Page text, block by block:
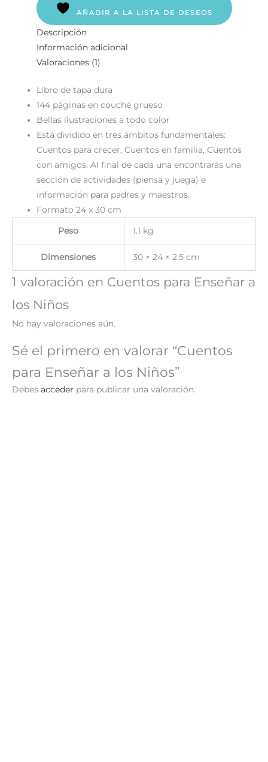
AÑADIR A LA LISTA DE DESEOS
Descripción
Información adicional
Valoraciones (1)
Libro de tapa dura
144 páginas en couché grueso
Bellas ilustraciones a todo color
Está dividido en tres ámbitos fundamentales:
Cuentos para crecer, Cuentos en familia, Cuentos
con amigos. Al final de cada una encontrarás una
sección de actividades (piensa y juega) e
información para padres y maestros.
Formato 24 x 30 cm
Peso 1.1 kg
Dimensiones 30 × 24 × 2.5 cm
1 valoración en Cuentos para Enseñar a
los Niños
No hay valoraciones aún.
Sé el primero en valorar “Cuentos
para Enseñar a los Niños”
Debes acceder para publicar una valoración.